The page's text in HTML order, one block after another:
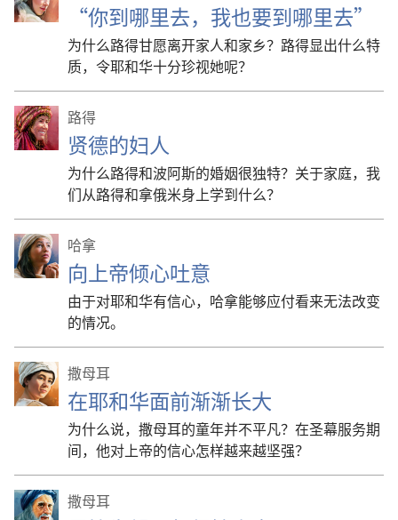
“你到哪里去，我也要到哪里去”
为什么路得甘愿离开家人和家乡？路得显出什么特
质，令耶和华十分珍视她呢？
路得
贤德的妇人
为什么路得和波阿斯的婚姻很独特？关于家庭，我
们从路得和拿俄米身上学到什么？
哈拿
向上帝倾心吐意
由于对耶和华有信心，哈拿能够应付看来无法改变
的情况。
撒母耳
在耶和华面前渐渐长大
为什么说，撒母耳的童年并不平凡？在圣幕服务期
间，他对上帝的信心怎样越来越坚强？
撒母耳